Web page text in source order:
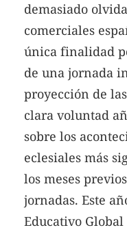
demasiado
comerciales
única finalidad
de una jornada
proyección de
clara voluntad
sobre los
eclesiales más
los meses
jornadas. Este
Educativo